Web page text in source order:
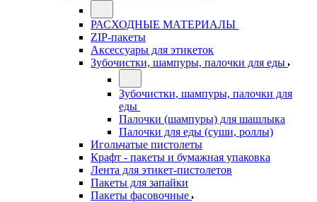
РАСХОДНЫЕ МАТЕРИАЛЫ
ZIP-пакеты
Аксессуары для этикеток
Зубочистки, шампуры, палочки для еды
Зубочистки, шампуры, палочки для
еды
Палочки (шампуры) для шашлыка
Палочки для еды (суши, роллы)
Игольчатые пистолеты
Крафт - пакеты и бумажная упаковка
Лента для этикет-пистолетов
Пакеты для запайки
Пакеты фасовочные